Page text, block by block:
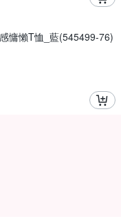
慵懶T恤_藍(545499-76)